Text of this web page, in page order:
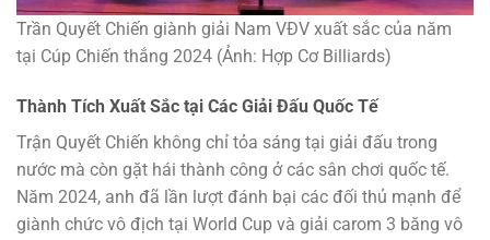
Trần Quyết Chiến giành giải Nam VĐV xuất sắc của năm
tại Cúp Chiến thắng 2024 (Ảnh: Hợp Cơ Billiards)
Thành Tích Xuất Sắc tại Các Giải Đấu Quốc Tế
Trận Quyết Chiến không chỉ tỏa sáng tại giải đấu trong
nước mà còn gặt hái thành công ở các sân chơi quốc tế.
Năm 2024, anh đã lần lượt đánh bại các đối thủ mạnh để
giành chức vô địch tại World Cup và giải carom 3 băng vô